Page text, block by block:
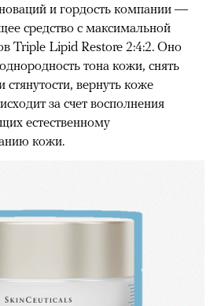
и гордость компании —
средство с максимальной
Triple Lipid Restore 2:4:2. Оно
тона кожи, снять
вернуть коже
за счет восполнения
естественному
кожи.